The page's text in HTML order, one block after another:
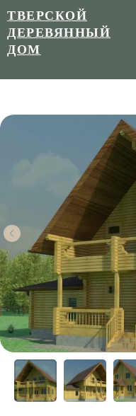
ТВЕРСКОЙ
ДЕРЕВЯННЫЙ
ДОМ